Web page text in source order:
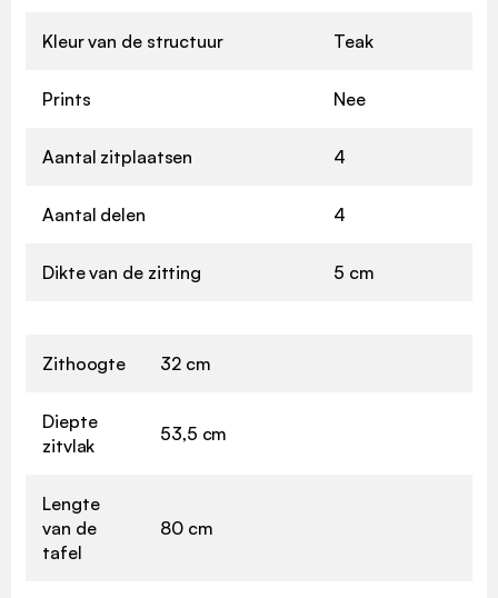
Kleur van de structuur Teak
Prints Nee
Aantal zitplaatsen 4
Aantal delen 4
Dikte van de zitting 5 cm
Zithoogte 32 cm
Diepte
zitvlak
53,5 cm
Lengte
van de
tafel
80 cm